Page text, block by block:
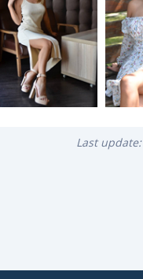
Last update: